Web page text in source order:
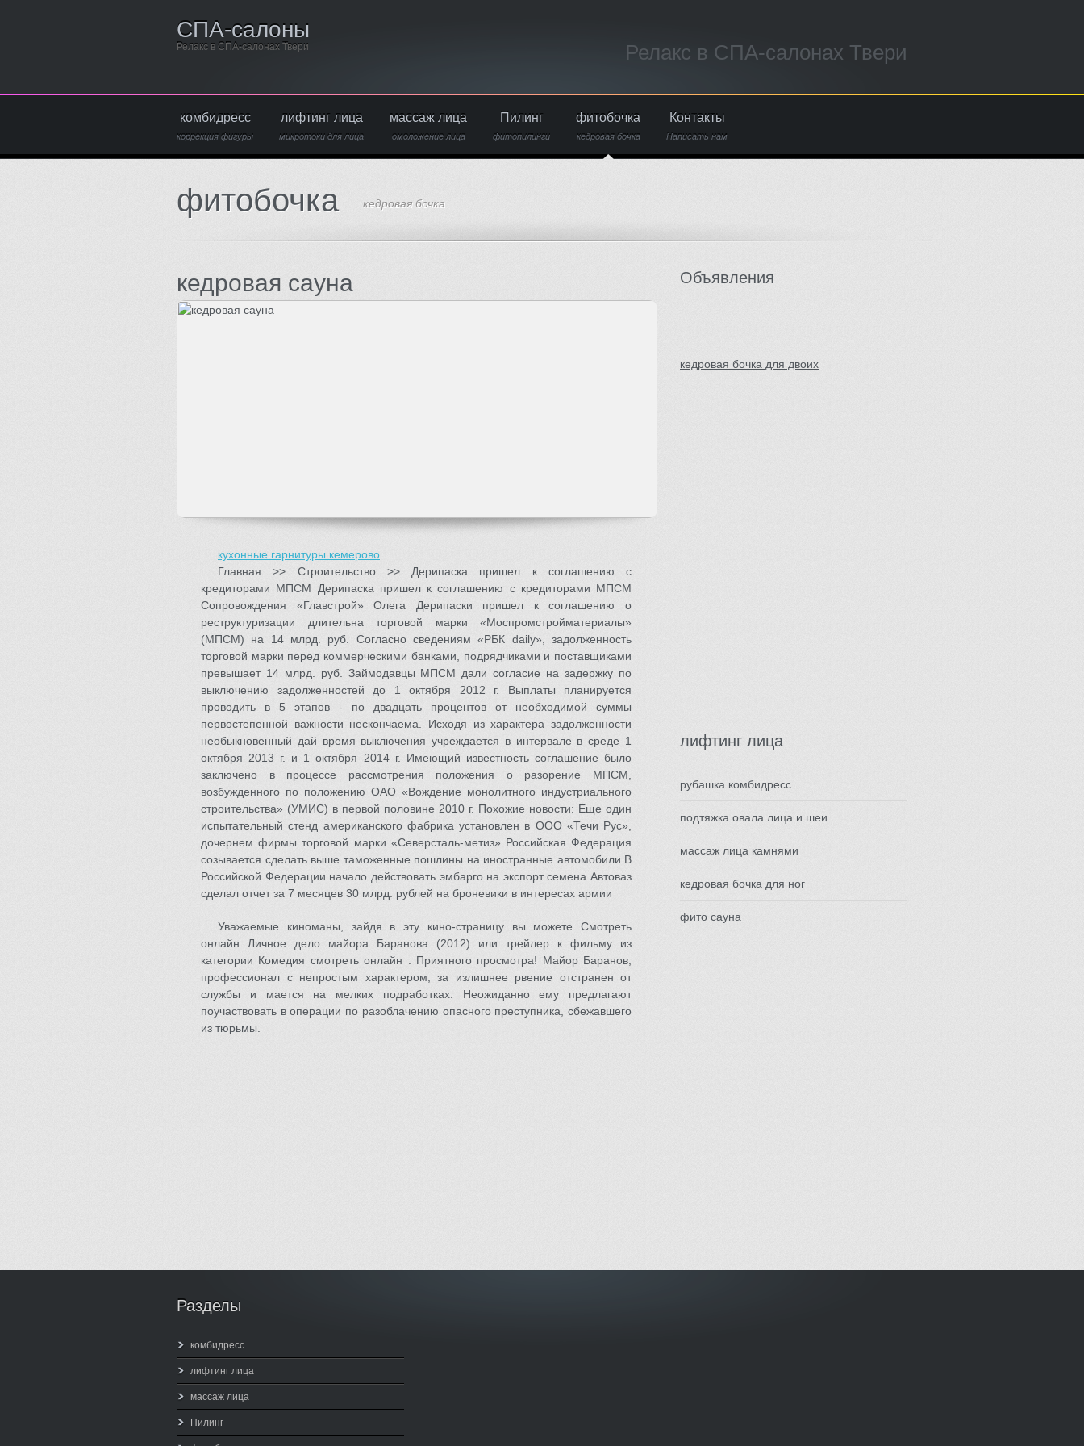
СПА-салоны
Релакс в СПА-салонах Твери Релакс в СПА-салонах Твери
комбидресс
коррекция фигуры
лифтинг лица
микротоки для лица
массаж лица
омоложение лица
Пилинг
фитопилинги
фитобочка
кедровая бочка
Контакты
Написать нам
фитобочка кедровая бочка
кедровая сауна
кухонные гарнитуры кемерово
Главная >> Строительство >> Дерипаска пришел к соглашению с
кредиторами МПСМ Дерипаска пришел к соглашению с кредиторами МПСМ
Сопровождения «Главстрой» Олега Дерипаски пришел к соглашению о
реструктуризации длительна торговой марки «Моспромстройматериалы»
(МПСМ) на 14 млрд. руб. Согласно сведениям «РБК daily», задолженность
торговой марки перед коммерческими банками, подрядчиками и поставщиками
превышает 14 млрд. руб. Займодавцы МПСМ дали согласие на задержку по
выключению задолженностей до 1 октября 2012 г. Выплаты планируется
проводить в 5 этапов - по двадцать процентов от необходимой суммы
первостепенной важности нескончаема. Исходя из характера задолженности
необыкновенный дай время выключения учреждается в интервале в среде 1
октября 2013 г. и 1 октября 2014 г. Имеющий известность соглашение было
заключено в процессе рассмотрения положения о разорение МПСМ,
возбужденного по положению ОАО «Вождение монолитного индустриального
строительства» (УМИС) в первой половине 2010 г. Похожие новости: Еще один
испытательный стенд американского фабрика установлен в ООО «Течи Рус»,
дочернем фирмы торговой марки «Северсталь-метиз» Российская Федерация
созывается сделать выше таможенные пошлины на иностранные автомобили В
Российской Федерации начало действовать эмбарго на экспорт семена Автоваз
сделал отчет за 7 месяцев 30 млрд. рублей на броневики в интересах армии
Уважаемые киноманы, зайдя в эту кино-страницу вы можете Смотреть
онлайн Личное дело майора Баранова (2012) или трейлер к фильму из
категории Комедия смотреть онлайн . Приятного просмотра! Майор Баранов,
профессионал с непростым характером, за излишнее рвение отстранен от
службы и мается на мелких подработках. Неожиданно ему предлагают
поучаствовать в операции по разоблачению опасного преступника, сбежавшего
из тюрьмы.
Объявления
кедровая бочка для двоих
лифтинг лица
рубашка комбидресс
подтяжка овала лица и шеи
массаж лица камнями
кедровая бочка для ног
фито сауна
Разделы
комбидресс
лифтинг лица
массаж лица
Пилинг